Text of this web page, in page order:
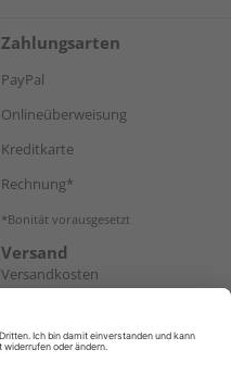
Zahlungsarten
PayPal
Onlineüberweisung
Kreditkarte
Rechnung*
*Bonität vorausgesetzt
Versand
Versandkosten